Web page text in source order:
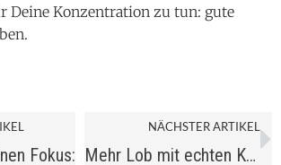
Deine Konzentration zu tun: gute
Fokus:
NÄCHSTER ARTIKEL
Mehr Lob mit echten Komplimenten